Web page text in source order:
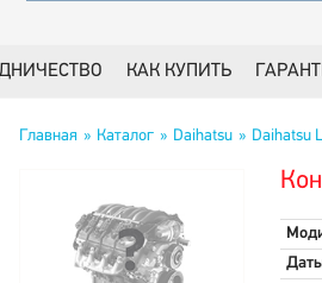
КАК КУПИТЬ
Главная Каталог Daihatsu Daihatsu